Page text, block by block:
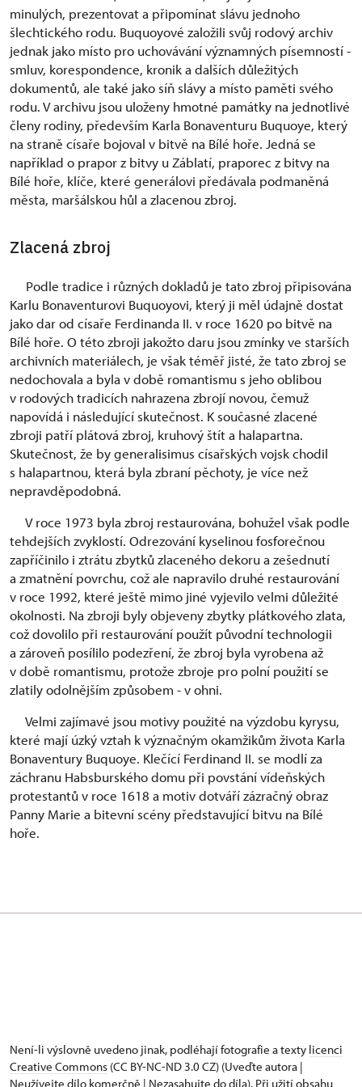
minulých, prezentovat a připomínat slávu jednoho
šlechtického rodu. Buquoyové založili svůj rodový archiv
jednak jako místo pro uchovávání významných písemností -
smluv, korespondence, kronik a dalších důležitých
dokumentů, ale také jako síň slávy a místo paměti svého
rodu. V archivu jsou uloženy hmotné památky na jednotlivé
členy rodiny, především Karla Bonaventuru Buquoye, který
na straně císaře bojoval v bitvě na Bílé hoře. Jedná se
například o prapor z bitvy u Záblatí, praporec z bitvy na
Bílé hoře, klíče, které generálovi předávala podmaněná
města, maršálskou hůl a zlacenou zbroj.
Zlacená zbroj
Podle tradice i různých dokladů je tato zbroj připisována
Karlu Bonaventurovi Buquoyovi, který ji měl údajně dostat
jako dar od císaře Ferdinanda II. v roce 1620 po bitvě na
Bílé hoře. O této zbroji jakožto daru jsou zmínky ve starších
archivních materiálech, je však téměř jisté, že tato zbroj se
nedochovala a byla v době romantismu s jeho oblibou
v rodových tradicích nahrazena zbrojí novou, čemuž
napovídá i následující skutečnost. K současné zlacené
zbroji patří plátová zbroj, kruhový štít a halapartna.
Skutečnost, že by generalisimus císařských vojsk chodil
s halapartnou, která byla zbraní pěchoty, je více než
nepravděpodobná.
V roce 1973 byla zbroj restaurována, bohužel však podle
tehdejších zvyklostí. Odrezování kyselinou fosforečnou
zapříčinilo i ztrátu zbytků zlaceného dekoru a zešednutí
a zmatnění povrchu, což ale napravilo druhé restaurování
v roce 1992, které ještě mimo jiné vyjevilo velmi důležité
okolnosti. Na zbroji byly objeveny zbytky plátkového zlata,
což dovolilo při restaurování použít původní technologii
a zároveň posílilo podezření, že zbroj byla vyrobena až
v době romantismu, protože zbroje pro polní použití se
zlatily odolnějším způsobem - v ohni.
Velmi zajímavé jsou motivy použité na výzdobu kyrysu,
které mají úzký vztah k význačným okamžikům života Karla
Bonaventury Buquoye. Klečící Ferdinand II. se modlí za
záchranu Habsburského domu při povstání vídeňských
protestantů v roce 1618 a motiv dotváří zázračný obraz
Panny Marie a bitevní scény představující bitvu na Bílé
hoře.
Není-li výslovně uvedeno jinak, podléhají fotografie a texty licenci
Creative Commons (CC BY-NC-ND 3.0 CZ) (Uveďte autora |
Neužívejte dílo komerčně | Nezasahujte do díla). Při užití obsahu